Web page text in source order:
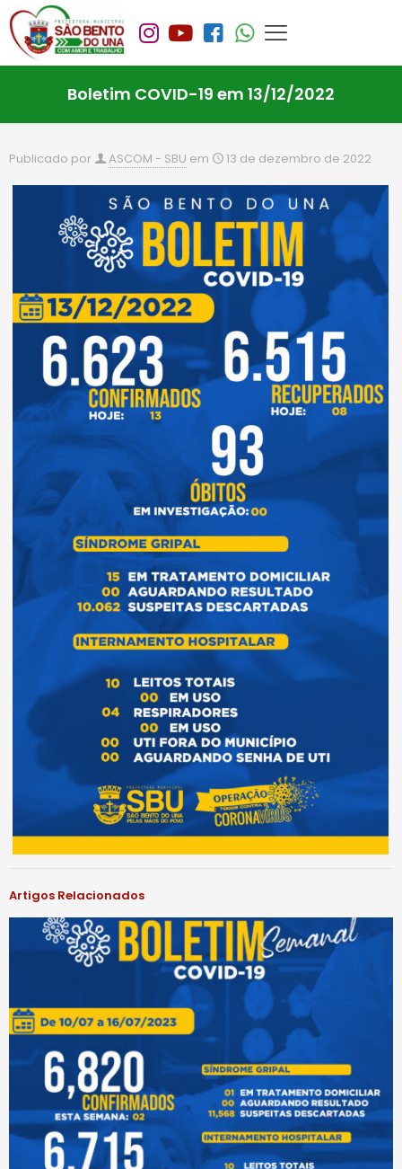
Boletim COVID-19 em 13/12/2022
Publicado por ASCOM - SBU em 13 de dezembro de 2022
Artigos Relacionados